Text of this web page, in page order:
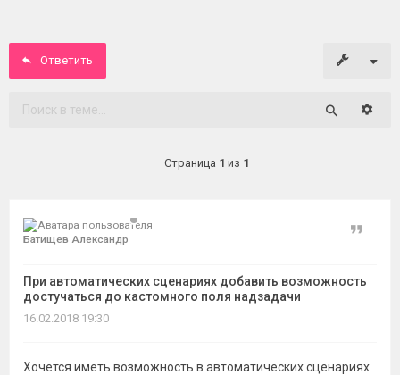
без
Ответить
Страница 1 из 1
Батищев Александр
При автоматических сценариях добавить возможность
достучаться до кастомного поля надзадачи
Цитата
16.02.2018 19:30
Хочется иметь возможность в автоматических сценариях